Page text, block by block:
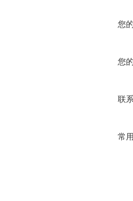
您
您
联
常